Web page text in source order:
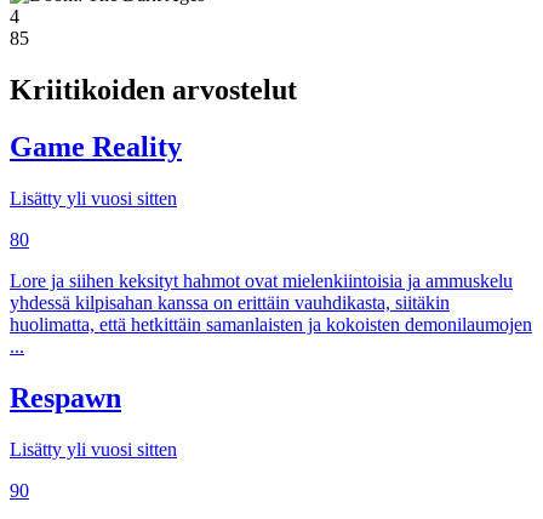
4
85
Kriitikoiden arvostelut
Game Reality
Lisätty yli vuosi sitten
80
Lore ja siihen keksityt hahmot ovat mielenkiintoisia ja ammuskelu
yhdessä kilpisahan kanssa on erittäin vauhdikasta, siitäkin
huolimatta, että hetkittäin samanlaisten ja kokoisten demonilaumojen
...
Respawn
Lisätty yli vuosi sitten
90